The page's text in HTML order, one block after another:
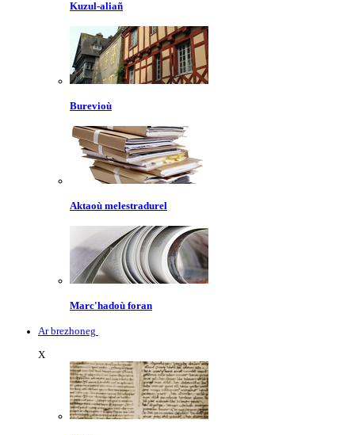
Kuzul-aliañ
Burevioù
Aktaoù melestradurel
Marc'hadoù foran
Ar brezhoneg
X